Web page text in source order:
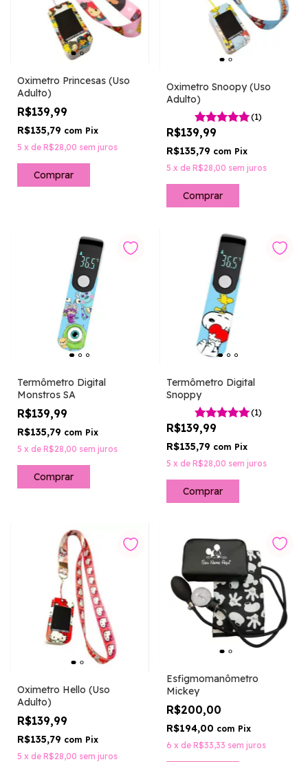
Oximetro Princesas (Uso
Adulto)
R$139,99
R$135,79 com Pix
5 x de R$28,00 sem juros
Oximetro Snoopy (Uso
Adulto)
(1)
R$139,99
R$135,79 com Pix
5 x de R$28,00 sem juros
Termômetro Digital
Monstros SA
R$139,99
R$135,79 com Pix
5 x de R$28,00 sem juros
Termômetro Digital
Snoppy
(1)
R$139,99
R$135,79 com Pix
5 x de R$28,00 sem juros
Oximetro Hello (Uso
Adulto)
R$139,99
R$135,79 com Pix
5 x de R$28,00 sem juros
Esfigmomanômetro
Mickey
R$200,00
R$194,00 com Pix
6 x de R$33,33 sem juros